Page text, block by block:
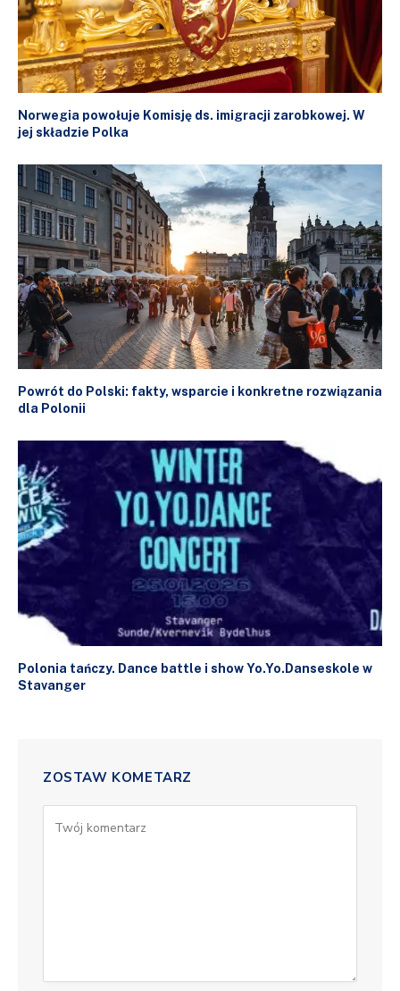
Norwegia powołuje Komisję ds. imigracji zarobkowej. W
jej składzie Polka
Powrót do Polski: fakty, wsparcie i konkretne rozwiązania
dla Polonii
Polonia tańczy. Dance battle i show Yo.Yo.Danseskole w
Stavanger
ZOSTAW KOMETARZ